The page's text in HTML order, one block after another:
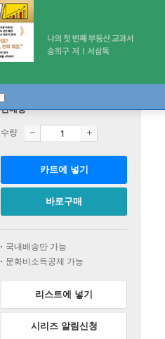
판매중
수량
카트에 넣기
바로구매
국내배송만 가능
문화비소득공제 가능
리스트에 넣기
시리즈 알림신청